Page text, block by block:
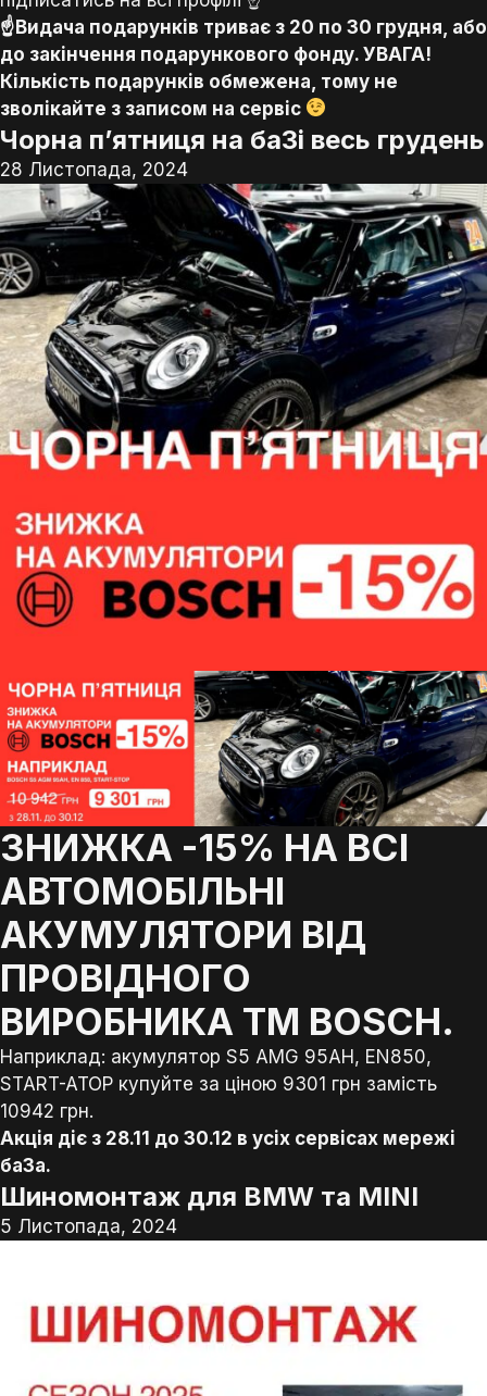
☝Видача подарунків триває з 20 по 30 грудня, або
до закінчення подарункового фонду. УВАГА!
Кількість подарунків обмежена, тому не
зволікайте з записом на сервіс
Чорна п’ятниця на ба3і весь грудень
28 Листопада, 2024
ЗНИЖКА -15% НА ВСІ
АВТОМОБІЛЬНІ
АКУМУЛЯТОРИ ВІД
ПРОВІДНОГО
ВИРОБНИКА ТМ BOSCH.
Наприклад: акумулятор S5 AMG 95AH, EN850,
START-ATOP купуйте за ціною 9301 грн замість
10942 грн.
Акція діє з 28.11 до 30.12 в усіх сервісах мережі
ба3а.
Шиномонтаж для BMW та MINI
5 Листопада, 2024